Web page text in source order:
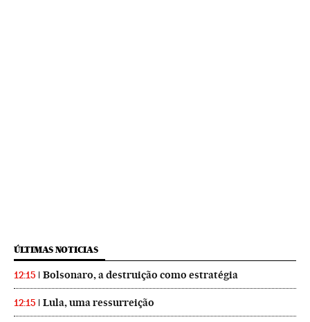
ÚLTIMAS NOTICIAS
12:15 Bolsonaro, a destruição como estratégia
12:15 Lula, uma ressurreição